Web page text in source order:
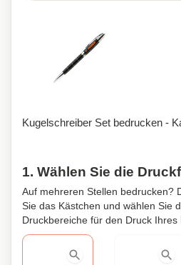
Kugelschreiber Set bedrucken -
1. Wählen Sie die
Auf mehreren Stellen bedrucken?
Sie das Kästchen und wählen Sie
Druckbereiche für den Druck Ihres